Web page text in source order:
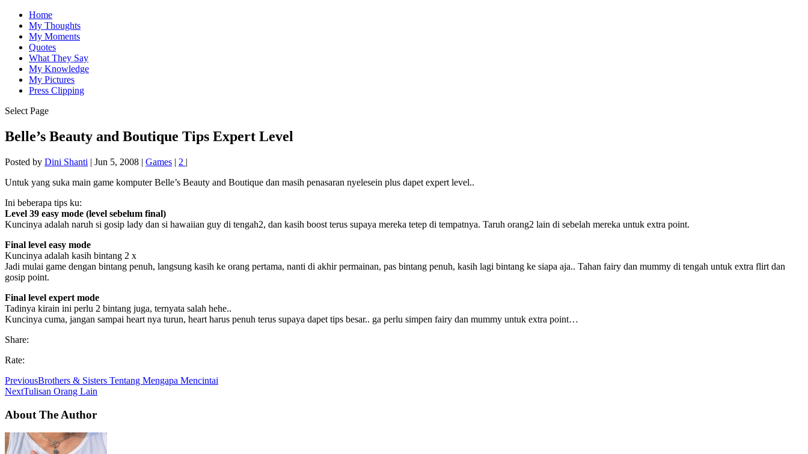
Home
My Thoughts
My Moments
Quotes
What They Say
My Knowledge
My Pictures
Press Clipping
Select Page
Belle’s Beauty and Boutique Tips Expert Level
Posted by Dini Shanti | Jun 5, 2008 | Games | 2 |
Untuk yang suka main game komputer Belle’s Beauty and Boutique dan masih penasaran nyelesein plus dapet expert level..
Ini beberapa tips ku:
Level 39 easy mode (level sebelum final)
Kuncinya adalah naruh si gosip lady dan si hawaiian guy di tengah2, dan kasih boost terus supaya mereka tetep di tempatnya. Taruh orang2 lain di sebelah mereka untuk extra point.
Final level easy mode
Kuncinya adalah kasih bintang 2 x
Jadi mulai game dengan bintang penuh, langsung kasih ke orang pertama, nanti di akhir permainan, pas bintang penuh, kasih lagi bintang ke siapa aja.. Tahan fairy dan mummy di tengah untuk extra flirt dan
gosip point.
Final level expert mode
Tadinya kirain ini perlu 2 bintang juga, ternyata salah hehe..
Kuncinya cuma, jangan sampai heart nya turun, heart harus penuh terus supaya dapet tips besar.. ga perlu simpen fairy dan mummy untuk extra point…
Share:
Rate:
PreviousBrothers & Sisters Tentang Mengapa Mencintai
NextTulisan Orang Lain
About The Author